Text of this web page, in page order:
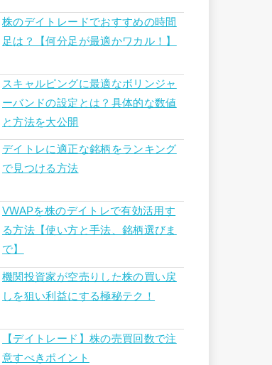
株のデイトレードでおすすめの時間
足は？【何分足が最適かワカル！】
スキャルピングに最適なボリンジャ
ーバンドの設定とは？具体的な数値
と方法を大公開
デイトレに適正な銘柄をランキング
で見つける方法
VWAPを株のデイトレで有効活用す
る方法【使い方と手法、銘柄選びま
で】
機関投資家が空売りした株の買い戻
しを狙い利益にする極秘テク！
【デイトレード】株の売買回数で注
意すべきポイント